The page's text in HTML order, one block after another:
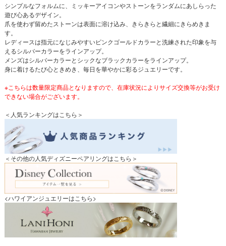
シンプルなフォルムに、ミッキーアイコンやストーンをランダムにあしらった
遊び心あるデザイン。
爪を使わず留めたストーンは表面に溶け込み、きらきらと繊細にきらめきま
す。
レディースは指元になじみやすいピンクゴールドカラーと洗練された印象を与
えるシルバーカラーをラインアップ。
メンズはシルバーカラーとシックなブラックカラーをラインアップ。
身に着けるたび心ときめき、毎日を華やかに彩るジュエリーです。
※こちらは数量限定商品となりますので、在庫状況によりサイズ交換等がお受け
できない場合がございます。
＜人気ランキングはこちら＞
＜その他の人気ディズニーペアリングはこちら＞
<ハワイアンジュエリーはこちら>